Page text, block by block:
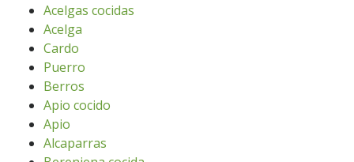
Acelgas cocidas
Acelga
Cardo
Puerro
Berros
Apio cocido
Apio
Alcaparras